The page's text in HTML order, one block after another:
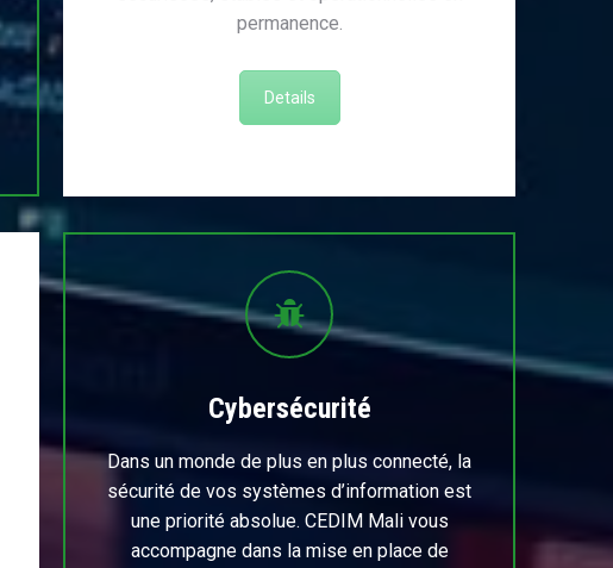
permanence.
Details
Cybersécurité
Dans un monde de plus en plus connecté, la
sécurité de vos systèmes d’information est
une priorité absolue. CEDIM Mali vous
accompagne dans la mise en place de